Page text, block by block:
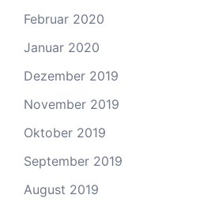
Februar 2020
Januar 2020
Dezember 2019
November 2019
Oktober 2019
September 2019
August 2019